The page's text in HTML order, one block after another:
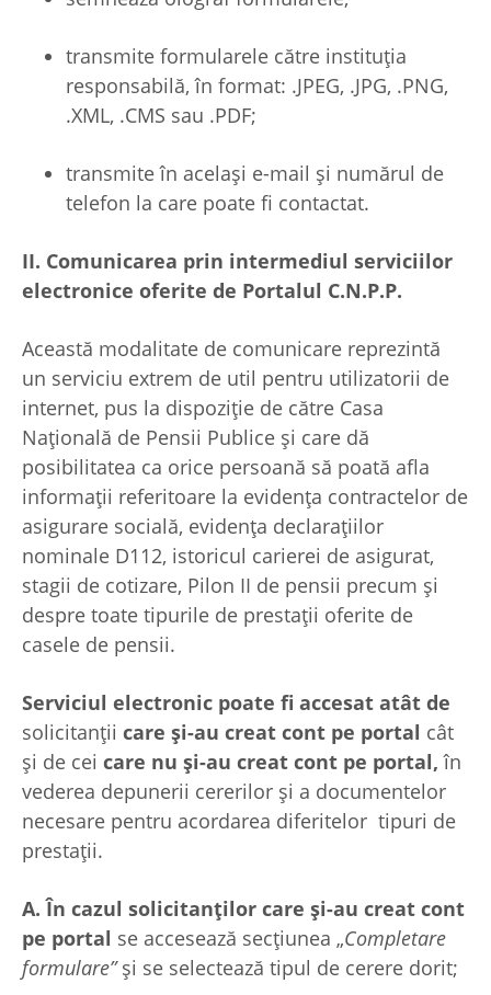
transmite formularele către instituția
responsabilă, în format: .JPEG, .JPG, .PNG,
.XML, .CMS sau .PDF;
transmite în același e-mail și numărul de
telefon la care poate fi contactat.
II. Comunicarea prin intermediul serviciilor
electronice oferite de Portalul C.N.P.P.
Această modalitate de comunicare reprezintă
un serviciu extrem de util pentru utilizatorii de
internet, pus la dispoziție de către Casa
Națională de Pensii Publice și care dă
posibilitatea ca orice persoană să poată afla
informații referitoare la evidența contractelor de
asigurare socială, evidența declarațiilor
nominale D112, istoricul carierei de asigurat,
stagii de cotizare, Pilon II de pensii precum și
despre toate tipurile de prestații oferite de
casele de pensii.
Serviciul electronic poate fi accesat atât de
solicitanții care și-au creat cont pe portal cât
și de cei care nu și-au creat cont pe portal,în
vederea depunerii cererilor și a documentelor
necesare pentru acordarea diferitelor tipuri de
prestații.
A. În cazul solicitanților care și-au creat cont
pe portal se accesează secțiunea „Completare
formulare”și se selectează tipul de cerere dorit;